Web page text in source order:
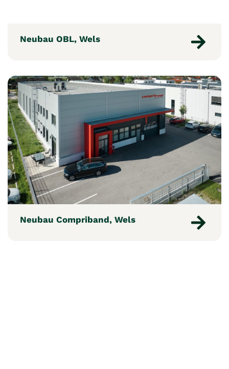
Neubau OBL, Wels
Neubau Compriband, Wels